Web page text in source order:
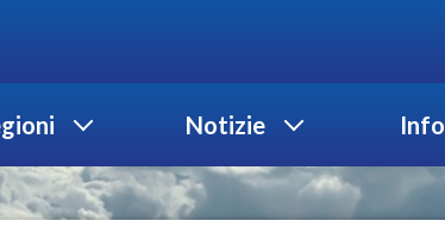
Notizie Info